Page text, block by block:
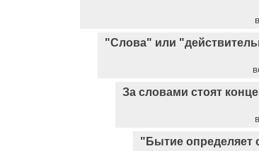
"Слова" или
За словами стоят
"Бытие определяет